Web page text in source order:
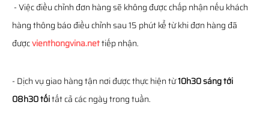
- Việc điều chỉnh đơn hàng sẽ không được chấp nhận nếu khách
hàng thông báo điều chỉnh sau 15 phút kể từ khi đơn hàng đã
đượcvienthongvina.nettiếp nhận.
- Dịch vụ giao hàng tận nơi được thực hiện từ10h30 sáng tới
08h30 tốitất cả các ngày trong tuần.